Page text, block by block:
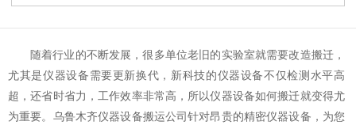
随着行业的不断发展，很多单位老旧的实验室就需要改造搬迁，
尤其是仪器设备需要更新换代，新科技的仪器设备不仅检测水平高
超，还省时省力，工作效率非常高，所以仪器设备如何搬迁就变得尤
为重要。乌鲁木齐仪器设备搬运公司针对昂贵的精密仪器设备，为您